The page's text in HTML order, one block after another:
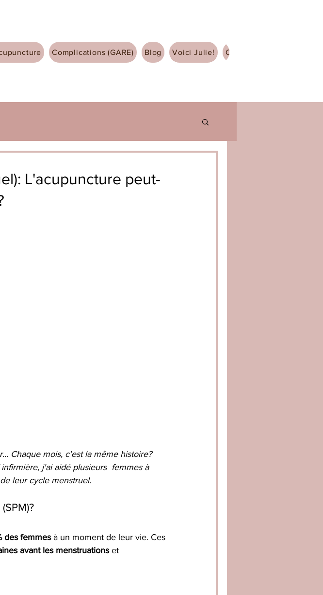
Complications (GARE) Blog Voici Julie! Contact
L'acupuncture peut-
Chaque mois, c'est la même histoire?
j'ai aidé plusieurs  femmes à
leur cycle menstruel.
des femmes à un moment de leur vie. Ces
avant les menstruations et